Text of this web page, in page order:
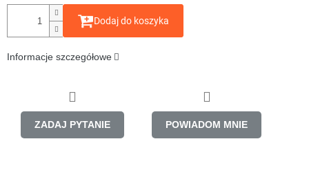
Dodaj do koszyka
Informacje szczegółowe
ZADAJ PYTANIE POWIADOM MNIE